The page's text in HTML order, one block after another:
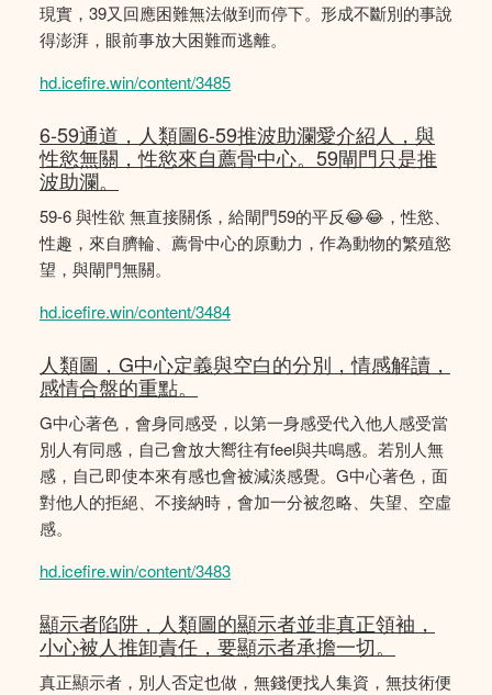
現實，39又回應困難無法做到而停下。形成不斷別的事說
得澎湃，眼前事放大困難而逃離。
hd.icefire.win/content/3485
6-59通道，人類圖6-59推波助瀾愛介紹人，與
性慾無關，性慾來自薦骨中心。59閘門只是推
波助瀾。
59-6 與性欲 無直接關係，給閘門59的平反😂😂，性慾、
性趣，來自臍輪、薦骨中心的原動力，作為動物的繁殖慾
望，與閘門無關。
hd.icefire.win/content/3484
人類圖，G中心定義與空白的分別，情感解讀，
感情合盤的重點。
G中心著色，會身同感受，以第一身感受代入他人感受當
別人有同感，自己會放大嚮往有feel與共鳴感。若別人無
感，自己即使本來有感也會被減淡感覺。G中心著色，面
對他人的拒絕、不接納時，會加一分被忽略、失望、空虛
感。
hd.icefire.win/content/3483
顯示者陷阱，人類圖的顯示者並非真正領袖，
小心被人推卸責任，要顯示者承擔一切。
真正顯示者，別人否定也做，無錢便找人集資，無技術便